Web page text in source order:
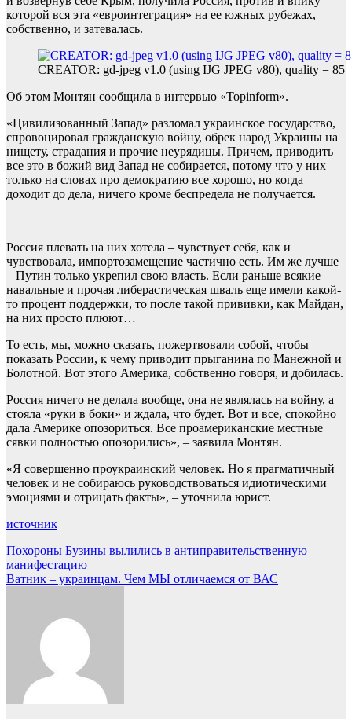
которой вся эта «евроинтеграция» на ее южных рубежах,
собственно, и затевалась.
CREATOR: gd-jpeg v1.0 (using IJG JPEG v80), quality = 85
Об этом Монтян сообщила в интервью «Topinform».
«Цивилизованный Запад» разломал украинское государство,
спровоцировал гражданскую войну, обрек народ Украины на
нищету, страдания и прочие неурядицы. Причем, приводить
все это в божий вид Запад не собирается, потому что у них
только на словах про демократию все хорошо, но когда
доходит до дела, ничего кроме беспредела не получается.
Россия плевать на них хотела – чувствует себя, как и
чувствовала, импортозамещение частично есть. Им же лучше
– Путин только укрепил свою власть. Если раньше всякие
навальные и прочая либерастическая шваль еще имели какой-
то процент поддержки, то после такой прививки, как Майдан,
на них просто плюют…
То есть, мы, можно сказать, пожертвовали собой, чтобы
показать России, к чему приводит прыганина по Манежной и
Болотной. Вот этого Америка, собственно говоря, и добилась.
Россия ничего не делала вообще, она не являлась на войну, а
стояла «руки в боки» и ждала, что будет. Вот и все, спокойно
дала Америке опозориться. Все проамериканские местные
сявки полностью опозорились», – заявила Монтян.
«Я совершенно проукраинский человек. Но я прагматичный
человек и не собираюсь руководствоваться идиотическими
эмоциями и отрицать факты», – уточнила юрист.
источник
Навигация
по
Похороны Бузины вылились в антиправительственную
манифестацию
Ватник – украинцам. Чем МЫ отличаемся от ВАС